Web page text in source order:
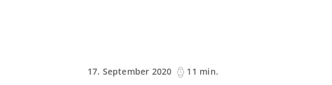
17. September 2020
11 min.